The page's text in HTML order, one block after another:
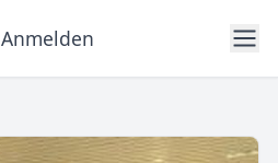
Anmelden